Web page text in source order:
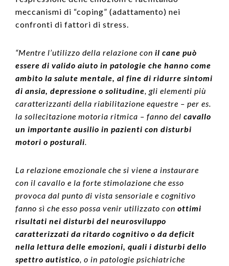
meccanismi di “coping” (adattamento) nei
confronti di fattori di stress.
“Mentre l’utilizzo della relazione con il cane può
essere di valido aiuto in patologie che hanno come
ambito la salute mentale, al fine di ridurre sintomi
di ansia, depressione o solitudine, gli elementi più
caratterizzanti della riabilitazione equestre – per es.
la sollecitazione motoria ritmica – fanno del cavallo
un importante ausilio in pazienti con disturbi
motori o posturali.
La relazione emozionale che si viene a instaurare
con il cavallo e la forte stimolazione che esso
provoca dal punto di vista sensoriale e cognitivo
fanno sì che esso possa venir utilizzato con ottimi
risultati nei disturbi del neurosviluppo
caratterizzati da ritardo cognitivo o da deficit
nella lettura delle emozioni, quali i disturbi dello
spettro autistico, o in patologie psichiatriche